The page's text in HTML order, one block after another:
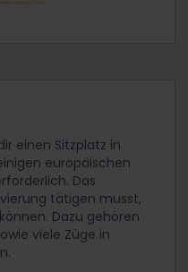
einen Sitzplatz in
europäischen
Das
tätigen musst,
Dazu gehören
viele Züge in